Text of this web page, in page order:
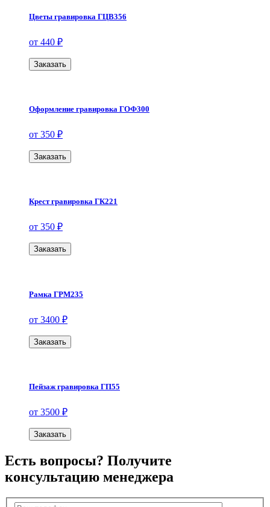
Цветы гравировка ГЦВ356
от 440 ₽
Заказать
Оформление гравировка ГОФ300
от 350 ₽
Заказать
Крест гравировка ГК221
от 350 ₽
Заказать
Рамка ГРМ235
от 3400 ₽
Заказать
Пейзаж гравировка ГП55
от 3500 ₽
Заказать
Есть вопросы? Получите
консультацию менеджера